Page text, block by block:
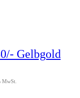
Gelbgold